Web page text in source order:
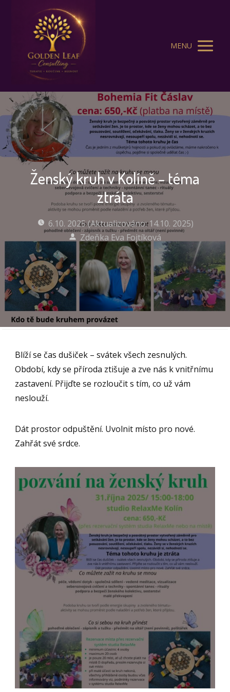
MENU
Ženský kruh v Kolíně – téma
ztráta
6.10. 2025 (Aktualizováno: 14.10. 2025)
Zdeňka Eva Fojtíková
Blíží se čas dušiček – svátek všech zesnulých.
Období, kdy se příroda ztišuje a zve nás k vnitřnímu
zastavení. Přijďte se rozloučit s tím, co už vám
neslouží.
Dát prostor odpuštění. Uvolnit místo pro nové.
Zahřát své srdce.